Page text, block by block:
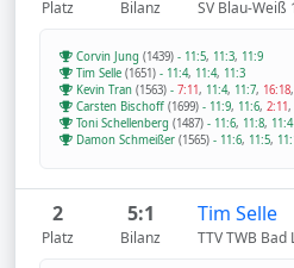
Platz Bilanz SV Blau-Weiß
Corvin Jung (1439) - 11:5, 11:3, 11:9
Tim Selle (1651) - 11:4, 11:4, 11:3
Kevin Tran (1563) - 7:11, 11:4, 11:7, 16:18,
Carsten Bischoff (1699) - 11:9, 11:6, 2:11,
Toni Schellenberg (1487) - 11:6, 11:8, 11:4
Damon Schmeißer (1565) - 11:6, 11:5,
2
Platz
5:1
Bilanz
Tim Selle
TTV TWB Bad